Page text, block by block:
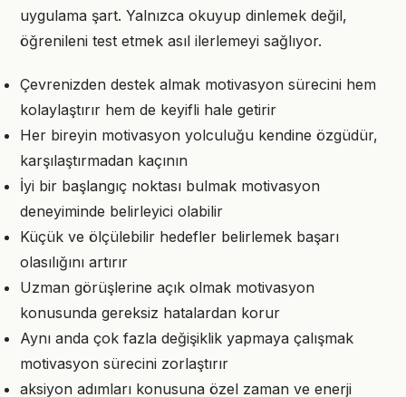
uygulama şart. Yalnızca okuyup dinlemek değil,
öğrenileni test etmek asıl ilerlemeyi sağlıyor.
Çevrenizden destek almak motivasyon sürecini hem
kolaylaştırır hem de keyifli hale getirir
Her bireyin motivasyon yolculuğu kendine özgüdür,
karşılaştırmadan kaçının
İyi bir başlangıç noktası bulmak motivasyon
deneyiminde belirleyici olabilir
Küçük ve ölçülebilir hedefler belirlemek başarı
olasılığını artırır
Uzman görüşlerine açık olmak motivasyon
konusunda gereksiz hatalardan korur
Aynı anda çok fazla değişiklik yapmaya çalışmak
motivasyon sürecini zorlaştırır
aksiyon adımları konusuna özel zaman ve enerji